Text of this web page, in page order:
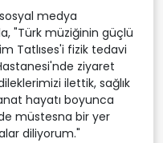
medya
"Türk müziğinin güçlü
Tatlıses'i fizik tedavi
ziyaret
ilettik, sağlık
hayatı boyunca
müstesna bir yer
diliyorum."